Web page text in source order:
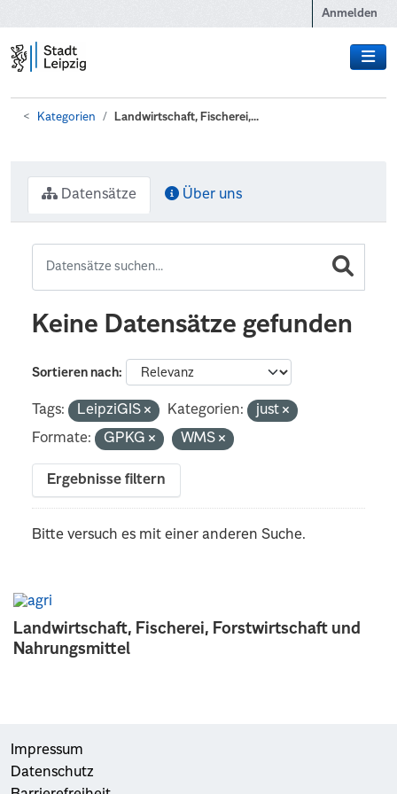
Anmelden
Kategorien Landwirtschaft, Fischerei,...
Landwirtschaft, Fischerei, Forstwirtschaft und
Nahrungsmittel
Datensätze Über uns
Keine Datensätze gefunden
Sortieren nach
Tags: LeipziGIS Kategorien:
just
Formate:
GPKG WMS
Ergebnisse filtern
Bitte versuch es mit einer anderen Suche.
Impressum
Datenschutz